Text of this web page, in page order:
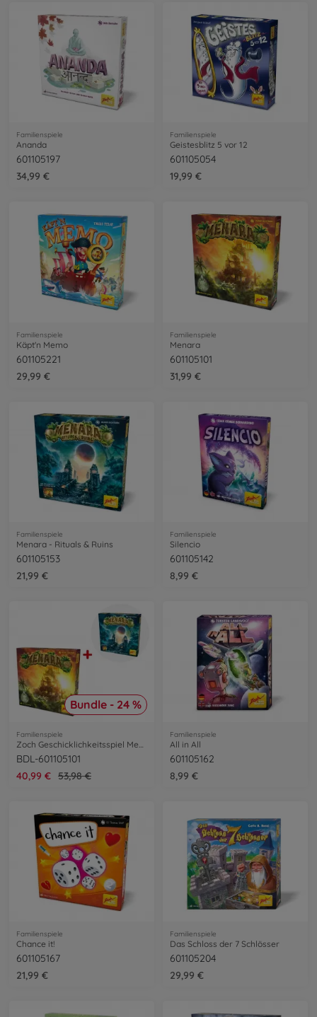
Familienspiele
Ananda
601105197
34,99 €
Familienspiele
Geistesblitz 5 vor 12
601105054
19,99 €
Familienspiele
Käpt'n Memo
601105221
29,99 €
Familienspiele
Menara
601105101
31,99 €
Familienspiele
Menara - Rituals & Ruins
601105153
21,99 €
Familienspiele
Silencio
601105142
8,99 €
Bundle - 24 %
Familienspiele
BDL-601105101
40,99 € 53,98 €
Familienspiele
All in All
601105162
8,99 €
Familienspiele
Chance it!
601105167
21,99 €
Familienspiele
Das Schloss der 7 Schlösser
601105204
29,99 €